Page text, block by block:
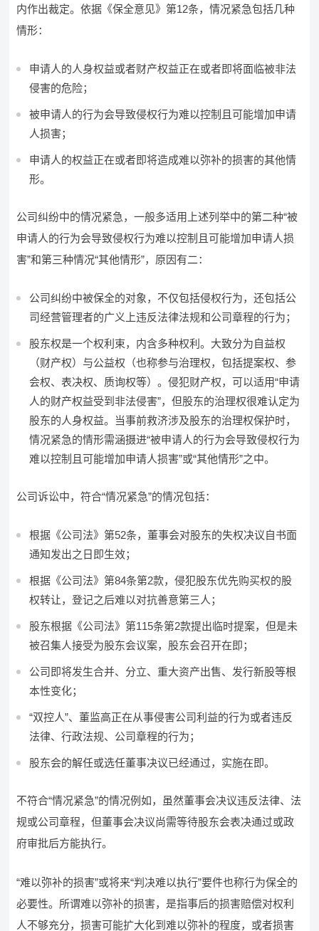
内作出裁定。依据《保全意见》第12条，情况紧急包括几种
情形：
申请人的人身权益或者财产权益正在或者即将面临被非法
侵害的危险；
被申请人的行为会导致侵权行为难以控制且可能增加申请
人损害；
申请人的权益正在或者即将造成难以弥补的损害的其他情
形。
公司纠纷中的情况紧急，一般多适用上述列举中的第二种“被
申请人的行为会导致侵权行为难以控制且可能增加申请人损
害”和第三种情况“其他情形”，原因有二：
公司纠纷中被保全的对象，不仅包括侵权行为，还包括公
司经营管理者的广义上违反法律法规和公司章程的行为；
股东权是一个权利束，内含多种权利。大致分为自益权
（财产权）与公益权（也称参与治理权，包括提案权、参
会权、表决权、质询权等）。侵犯财产权，可以适用“申请
人的财产权益受到非法侵害”，但股东的治理权很难认定为
股东的人身权益。当事前救济涉及股东的治理权保护时，
情况紧急的情形需涵摄进“被申请人的行为会导致侵权行为
难以控制且可能增加申请人损害”或“其他情形”之中。
公司诉讼中，符合“情况紧急”的情况包括：
根据《公司法》第52条，董事会对股东的失权决议自书面
通知发出之日即生效；
根据《公司法》第84条第2款，侵犯股东优先购买权的股
权转让，登记之后难以对抗善意第三人；
股东根据《公司法》第115条第2款提出临时提案，但是未
被召集人接受为股东会议案，股东会召开在即；
公司即将发生合并、分立、重大资产出售、发行新股等根
本性变化；
“双控人”、董监高正在从事侵害公司利益的行为或者违反
法律、行政法规、公司章程的行为；
股东会的解任或选任董事决议已经通过，实施在即。
不符合“情况紧急”的情况例如，虽然董事会决议违反法律、法
规或公司章程，但董事会决议尚需等待股东会表决通过或政
府审批后方能执行。
“难以弥补的损害”或将来“判决难以执行”要件也称行为保全的
必要性。所谓难以弥补的损害，是指事后的损害赔偿对权利
人不够充分，损害可能扩大化到难以弥补的程度，或者损害